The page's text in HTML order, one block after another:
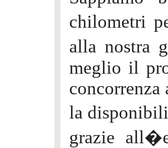
chilometri
alla nostra
meglio il
la
grazie